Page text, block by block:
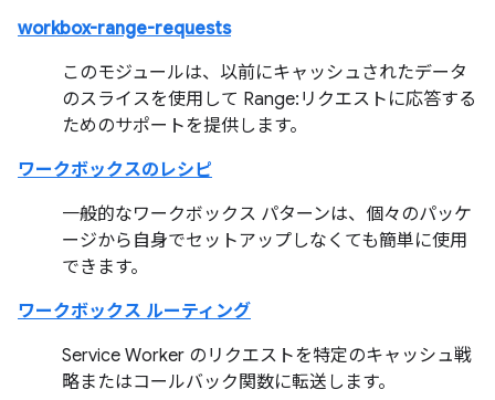
workbox-range-requests
このモジュールは、以前にキャッシュされたデータ
のスライスを使用して Range:リクエストに応答する
ためのサポートを提供します。
ワークボックスのレシピ
一般的なワークボックス パターンは、個々のパッケ
ージから自身でセットアップしなくても簡単に使用
できます。
ワークボックス ルーティング
Service Worker のリクエストを特定のキャッシュ戦
略またはコールバック関数に転送します。